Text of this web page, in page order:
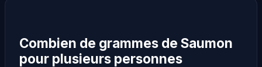
Combien de grammes de Saumon
pour plusieurs personnes